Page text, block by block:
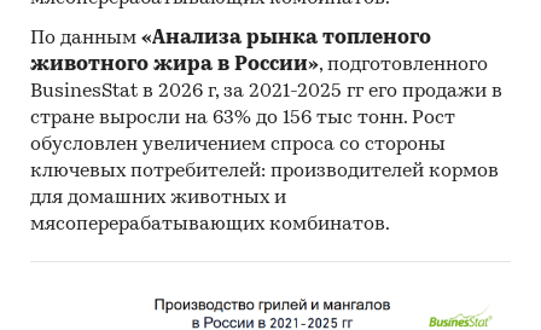
Диаграмма 5. Объем производства продукции
по ОКПД 2 «Двери, окна и их рамы и пороги для
дверей из металлов», РФ, 2014-2018 гг., тонн
***
На диаграммах ниже представим
распределение объемов производства
продукции по ОКПД 2 «Двери, окна и их рамы и
Диаграмма 6. Распределение объемов
По данным «Анализа рынка топленого
животного жира в России», подготовленного
BusinesStat в 2026 г, за 2021-2025 гг его продажи в
стране выросли на 63% до 156 тыс тонн. Рост
обусловлен увеличением спроса со стороны
ключевых потребителей: производителей кормов
для домашних животных и
мясоперерабатывающих комбинатов.